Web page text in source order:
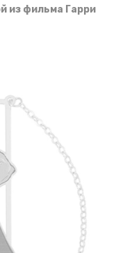
из фильма Гарри